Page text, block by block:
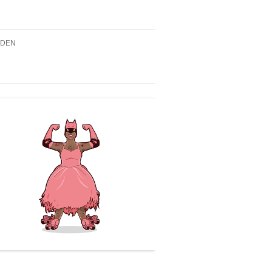
18.00H – WIR SIND
QUEER GE_LESEN –
LESUNG
18.00H – ERÖFFNUNG
„TRANS*-